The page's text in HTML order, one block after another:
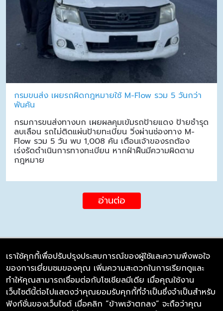
กรมขนส่ง เผยรถผิดกฎหมายใช้ M-Flow รวม 5 วันกว่า
พันคัน
กรมการขนส่งทางบก เผยผลคุมเข้มรถป้ายแดง ป้ายชำรุด
ลบเลือน รถไม่ติดแผ่นป้ายทะเบียน วิ่งผ่านช่องทาง M-
Flow รวม 5 วัน พบ 1,008 คัน เตือนเจ้าของรถต้อง
เร่งรัดดำเนินการทางทะเบียน หากฝ่าฝืนมีความผิดตาม
กฎหมาย
อ่านต่อ
บริษัท ซิมลิงค์ จำกัด
98/226 Bangrakyai-Baanmai Road,
Bangyai, Nonthaburi 11140
เราใช้คุกกี้เพื่อปรับปรุงประสบการณ์ของผู้ใช้และความพึงพอใจ
ของการเยี่ยมชมของคุณ เพิ่มความสะดวกในการเรียกดูและ
ทำให้คุณสามารถเชื่อมต่อกับโซเชียลมีเดีย เมื่อคุณใช้งาน
เว็บไซต์นี้ต่อไปแสดงว่าคุณยอมรับคุกกี้ที่จำเป็นซึ่งจำเป็นสำหรับ
ฟังก์ชั่นของเว็บไซต์ เมื่อคลิก “ข้าพเจ้าตกลง” จะถือว่าคุณ